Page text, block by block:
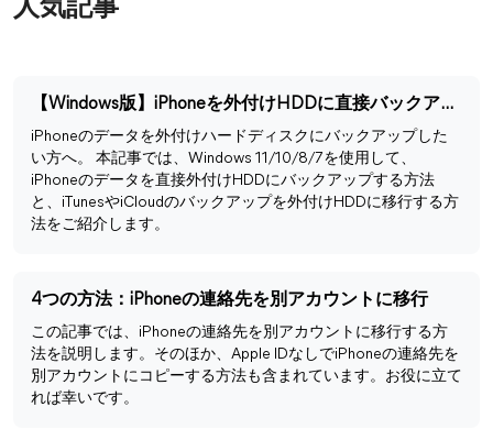
人気記事
【Windows版】iPhoneを外付けHDDに直接バックアップする方法
iPhoneのデータを外付けハードディスクにバックアップした
い方へ。 本記事では、Windows 11/10/8/7を使用して、
iPhoneのデータを直接外付けHDDにバックアップする方法
と、iTunesやiCloudのバックアップを外付けHDDに移行する方
法をご紹介します。
4つの方法：iPhoneの連絡先を別アカウントに移行
この記事では、iPhoneの連絡先を別アカウントに移行する方
法を説明します。そのほか、Apple IDなしでiPhoneの連絡先を
別アカウントにコピーする方法も含まれています。お役に立て
れば幸いです。